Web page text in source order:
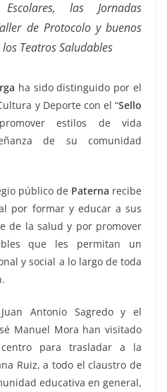
las Jornadas
de Protocolo y buenos
Teatros Saludables
ha sido distinguido por el
y Deporte con el “Sello
estilos de vida
de su comunidad
público de Paterna recibe
por formar y educar a sus
de la salud y por promover
que les permitan un
y social a lo largo de toda
Antonio Sagredo y el
Manuel Mora han visitado
para trasladar a la
Ruiz, a todo el claustro de
educativa en general,